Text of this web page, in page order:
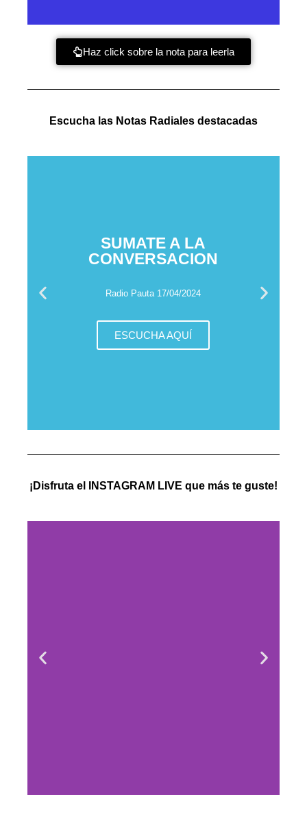
Haz click sobre la nota para leerla
Escucha las Notas Radiales destacadas
SUMATE A LA
CONVERSACION
Radio Pauta 17/04/2024
ESCUCHA AQUÍ
¡Disfruta el INSTAGRAM LIVE que más te guste!